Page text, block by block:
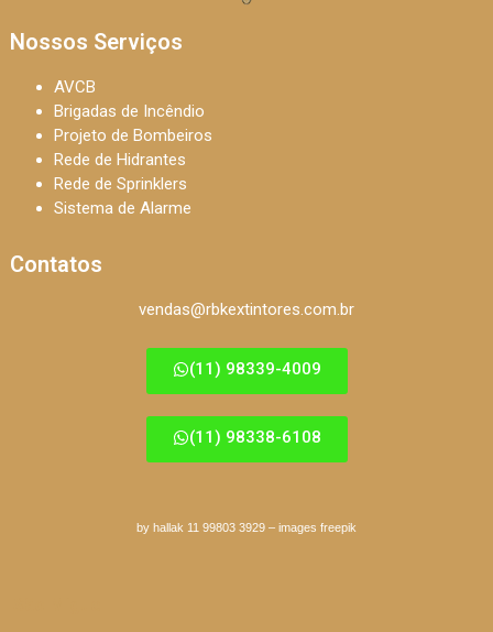
Nossos Serviços
AVCB
Brigadas de Incêndio
Projeto de Bombeiros
Rede de Hidrantes
Rede de Sprinklers
Sistema de Alarme
Contatos
vendas@rbkextintores.com.br
(11) 98339-4009
(11) 98338-6108
by hallak 11 99803 3929 – images freepik